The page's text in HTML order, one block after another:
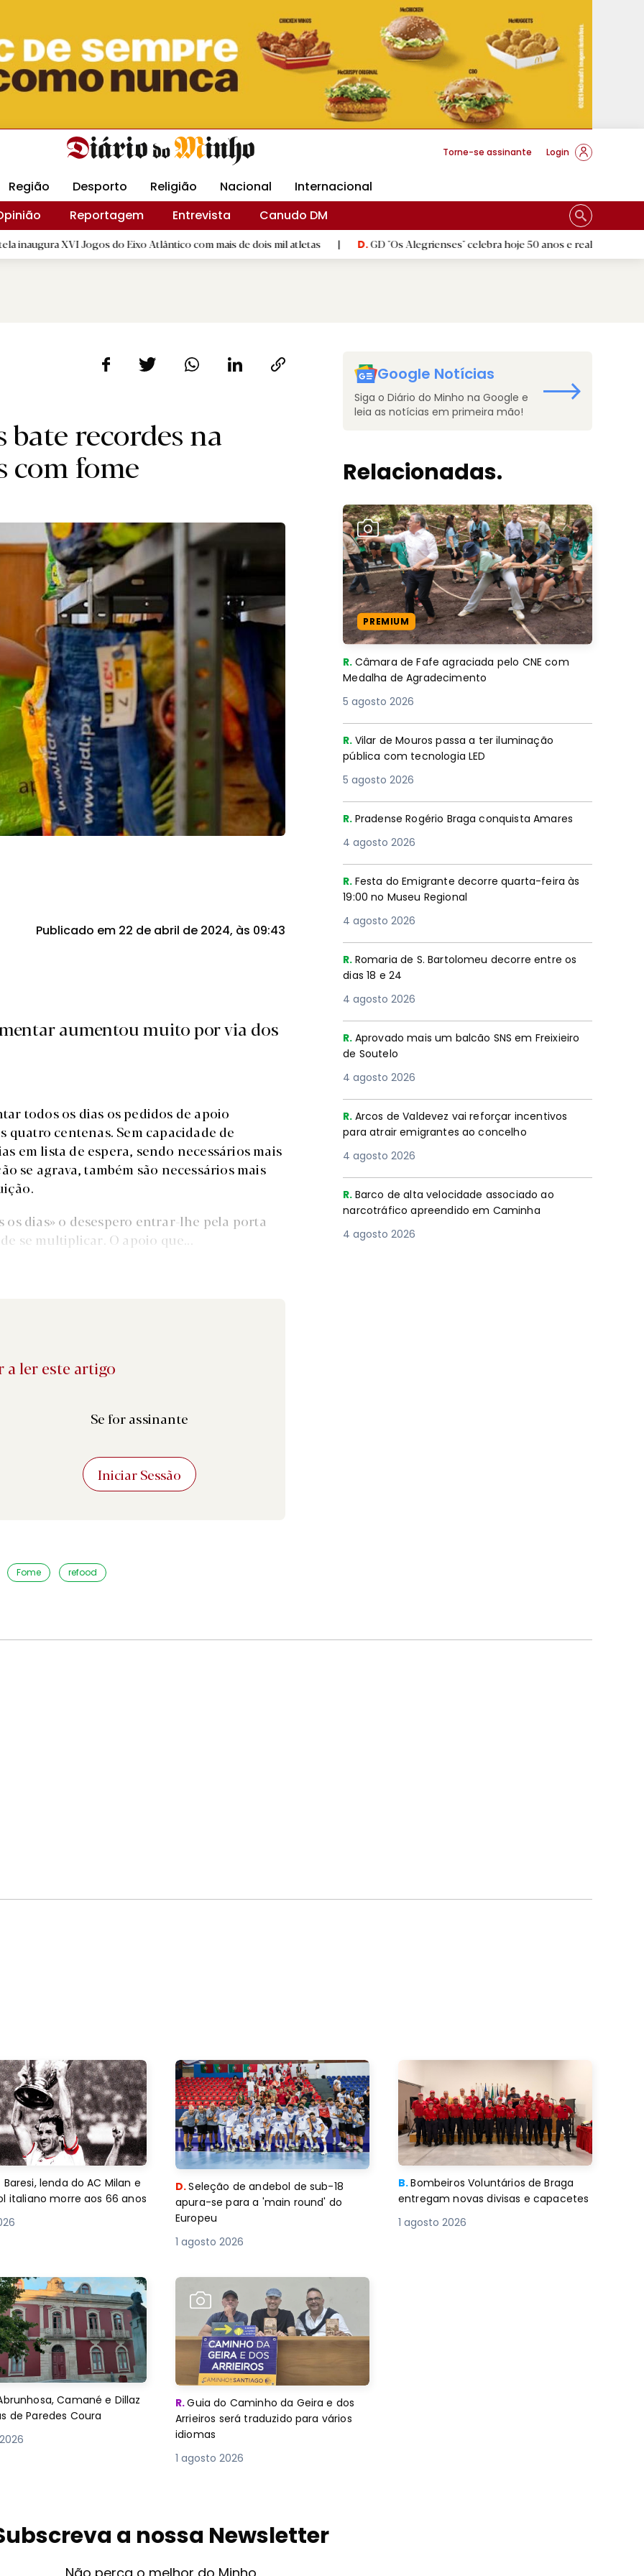
Revista Minha Gráfica DM Livraria DM Arquidiocese Braga
Torne-se assinante Login
Região Desporto Religião Nacional
Internacional
Reportagem Entrevista Canudo DM
Jogos do Eixo Atlântico com mais de dois mil atletas | D.GD "Os Alegrienses" celebra hoje 50 anos e realiza amanhã a festa
bate recordes na
com fome
Publicado em 22 de abril de 2024, às 09:43
aumentou muito por via dos
todos os dias os pedidos de apoio
centenas. Sem capacidade de
em lista de espera, sendo necessários mais
se agrava, também são necessários mais
os dias» o desespero entrar-lhe pela porta
se multiplicar. O apoio que...
a ler este artigo
Se for assinante
Iniciar Sessão
Fome refood
Google Notícias
Siga o Diário do Minho na Google e
leia as notícias em primeira mão!
Relacionadas.
PREMIUM
R. Câmara de Fafe agraciada pelo CNE com
Medalha de Agradecimento
5 agosto 2026
R. Vilar de Mouros passa a ter iluminação
pública com tecnologia LED
5 agosto 2026
R. Pradense Rogério Braga conquista Amares
4 agosto 2026
R. Festa do Emigrante decorre quarta-feira às
19:00 no Museu Regional
4 agosto 2026
R. Romaria de S. Bartolomeu decorre entre os
dias 18 e 24
4 agosto 2026
R. Aprovado mais um balcão SNS em Freixieiro
de Soutelo
4 agosto 2026
R. Arcos de Valdevez vai reforçar incentivos
para atrair emigrantes ao concelho
4 agosto 2026
R. Barco de alta velocidade associado ao
narcotráfico apreendido em Caminha
4 agosto 2026
Baresi, lenda do AC Milan e
italiano morre aos 66 anos
D.Seleção de andebol de sub-18
apura-se para a 'main round' do
Europeu
1 agosto 2026
B.Bombeiros Voluntários de Braga
entregam novas divisas e capacetes
1 agosto 2026
Camané e Dillaz
de Paredes Coura
R.Guia do Caminho da Geira e dos
Arrieiros será traduzido para vários
idiomas
1 agosto 2026
a nossa Newsletter